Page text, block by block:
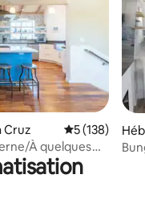
commentaires : 4,98
Cruz Évaluation
5 (138)
À quelques